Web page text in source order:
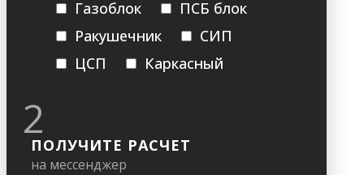
Газоблок
ПСБ блок
Ракушечник
СИП
ЦСП
Каркасный
2
ПОЛУЧИТЕ РАСЧЕТ
на мессенджер